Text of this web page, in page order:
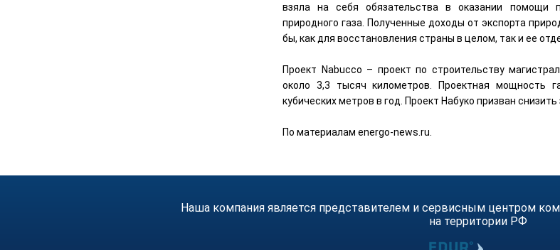
взяла на себя обязательства в оказании помощи
природного газа. Полученные доходы от экспорта
бы, как для восстановления страны в целом, так и ее
Проект Nabucco – проект по строительству
около 3,3 тысяч километров. Проектная мощность
кубических метров в год. Проект Набуко призван
По материалам energo-news.ru.
Наша компания является представителем и сервисным центром
на территории РФ